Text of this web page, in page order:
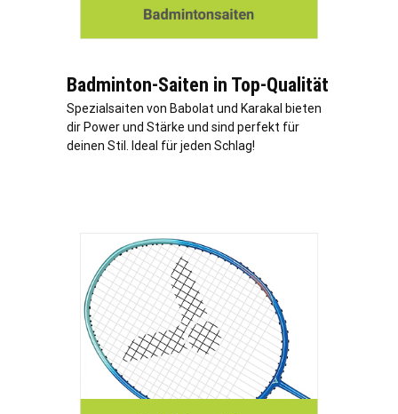
Badminton-Saiten in Top-Qualität
Spezialsaiten von Babolat und Karakal bieten
dir Power und Stärke und sind perfekt für
deinen Stil. Ideal für jeden Schlag!